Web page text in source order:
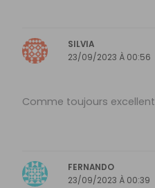
SILVIA
23/09/2023 À 00:56
Comme toujours excellent
FERNANDO
23/09/2023 À 00:39